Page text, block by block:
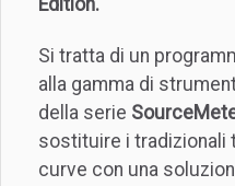
Edition.
Si tratta di un
alla gamma di
della serie
sostituire i tradizionali
curve con una